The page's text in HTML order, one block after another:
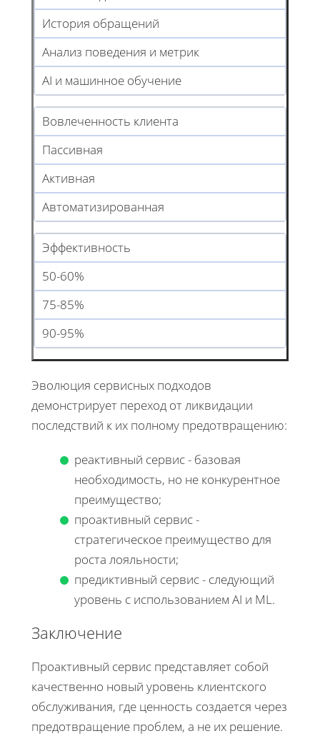
История обращений
Анализ поведения и метрик
AI и машинное обучение
Вовлеченность клиента
Пассивная
Активная
Автоматизированная
Эффективность
50-60%
75-85%
90-95%
Эволюция сервисных подходов
демонстрирует переход от ликвидации
последствий к их полному предотвращению:
реактивный сервис - базовая
необходимость, но не конкурентное
преимущество;
проактивный сервис -
стратегическое преимущество для
роста лояльности;
предиктивный сервис - следующий
уровень с использованием AI и ML.
Заключение
Проактивный сервис представляет собой
качественно новый уровень клиентского
обслуживания, где ценность создается через
предотвращение проблем, а не их решение.